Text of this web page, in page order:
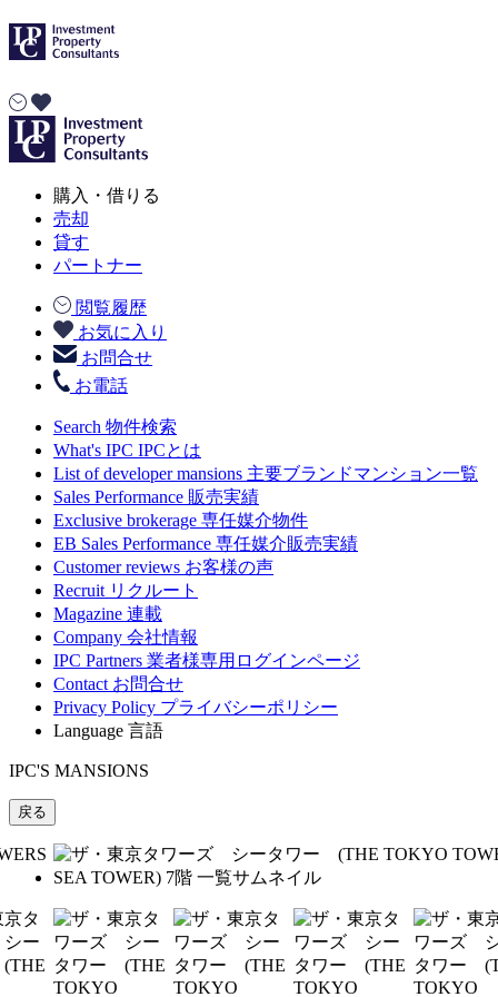
購入・借りる
売却
貸す
パートナー
閲覧履歴
お気に入り
お問合せ
お電話
Search 物件検索
What's IPC IPCとは
List of developer mansions 主要ブランドマンション一覧
Sales Performance 販売実績
Exclusive brokerage 専任媒介物件
EB Sales Performance 専任媒介販売実績
Customer reviews お客様の声
Recruit リクルート
Magazine 連載
Company 会社情報
IPC Partners 業者様専用ログインページ
Contact お問合せ
Privacy Policy プライバシーポリシー
Language 言語
IPC'S MANSIONS
戻る